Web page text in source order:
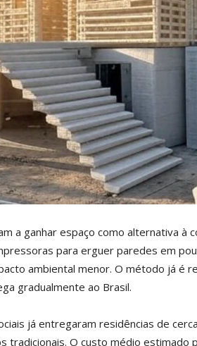
a ganhar espaço como alternativa à
para erguer paredes em
ambiental menor. O método já é
gradualmente ao Brasil.
já entregaram residências de
tradicionais. O custo médio estimado